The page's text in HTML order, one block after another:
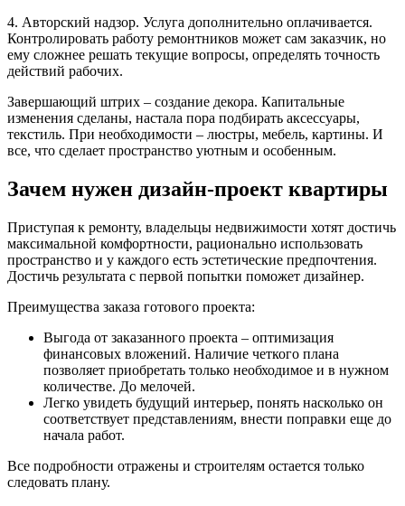
4. Авторский надзор. Услуга дополнительно оплачивается.
Контролировать работу ремонтников может сам заказчик, но
ему сложнее решать текущие вопросы, определять точность
действий рабочих.
Завершающий штрих – создание декора. Капитальные
изменения сделаны, настала пора подбирать аксессуары,
текстиль. При необходимости – люстры, мебель, картины. И
все, что сделает пространство уютным и особенным.
Зачем нужен дизайн-проект квартиры
Приступая к ремонту, владельцы недвижимости хотят достичь
максимальной комфортности, рационально использовать
пространство и у каждого есть эстетические предпочтения.
Достичь результата с первой попытки поможет дизайнер.
Преимущества заказа готового проекта:
Выгода от заказанного проекта – оптимизация
финансовых вложений. Наличие четкого плана
позволяет приобретать только необходимое и в нужном
количестве. До мелочей.
Легко увидеть будущий интерьер, понять насколько он
соответствует представлениям, внести поправки еще до
начала работ.
Все подробности отражены и строителям остается только
следовать плану.